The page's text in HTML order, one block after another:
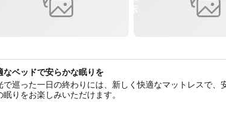
なベッドで安らかな眠りを
で巡った一日の終わりには、新しく快適なマットレスで、
眠りをお楽しみいただけます。